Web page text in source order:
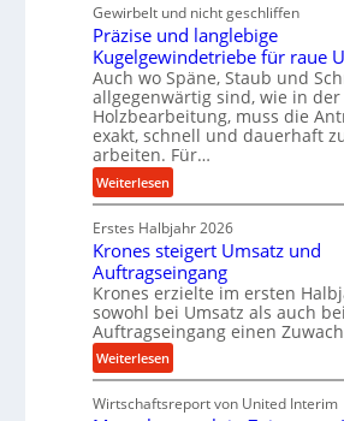
t
e
l
s
t
a
n
d
a
s
c
h
a
l
l
s
e
n
s
o
r
e
n
u
g
e
l
g
e
w
i
n
e
t
r
i
e
b
u
n
Gewirbelt und nicht geschliffen
Präzise und langlebige
Kugelgewindetriebe für raue
Auch wo Späne, Staub und
allgegenwärtig sind, wie in der
Holzbearbeitung, muss die
exakt, schnell und dauerhaft
arbeiten. Für…
Weiterlesen:
P
r
ä
z
i
s
e
u
n
d
Erstes Halbjahr 2026
Krones steigert Umsatz und
Auftragseingang
Krones erzielte im ersten
sowohl bei Umsatz als auch
Auftragseingang einen
Weiterlesen:
K
r
Wirtschaftsreport von United Interim